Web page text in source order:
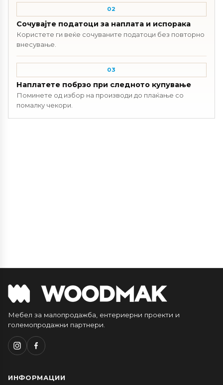
02
Сочувајте податоци за наплата и испорака
Користете ги веќе сочуваните податоци без повторно
внесување.
03
Наплатете побрзо при следното купување
Поминете од избор на производи до плаќање со
помалку чекори.
Мебел за малопродажба, ентериерни проекти и
големопродажни партнери.
ИНФОРМАЦИИ